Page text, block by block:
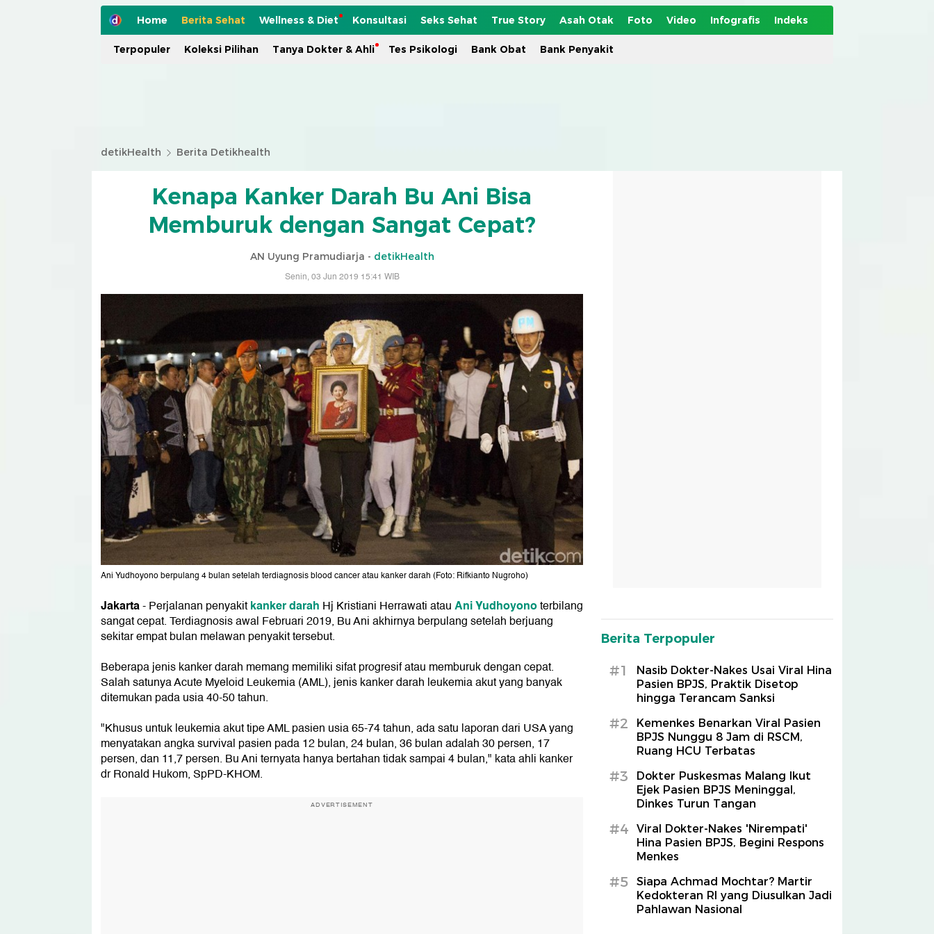
Home Berita Sehat Wellness & Diet Konsultasi Seks Sehat True Story Asah Otak Foto Video Infografis Indeks
Terpopuler Koleksi Pilihan Tanya Dokter & Ahli Tes Psikologi Bank Obat Bank Penyakit
detikHealth Berita Detikhealth
Kenapa Kanker Darah Bu Ani Bisa
Memburuk dengan Sangat Cepat?
AN Uyung Pramudiarja - detikHealth
Senin, 03 Jun 2019 15:41 WIB
Ani Yudhoyono berpulang 4 bulan setelah terdiagnosis blood cancer atau kanker darah (Foto: Rifkianto Nugroho)
Jakarta- Perjalanan penyakitkanker darah Hj Kristiani Herrawati atauAni Yudhoyonoterbilang
sangat cepat. Terdiagnosis awal Februari 2019, Bu Ani akhirnya berpulang setelah berjuang
sekitar empat bulan melawan penyakit tersebut.
Beberapa jenis kanker darah memang memiliki sifat progresif atau memburuk dengan cepat.
Salah satunya Acute Myeloid Leukemia (AML), jenis kanker darah leukemia akut yang banyak
ditemukan pada usia 40-50 tahun.
"Khusus untuk leukemia akut tipe AML pasien usia 65-74 tahun, ada satu laporan dari USA yang
menyatakan angka survival pasien pada 12 bulan, 24 bulan, 36 bulan adalah 30 persen, 17
persen, dan 11,7 persen. Bu Ani ternyata hanya bertahan tidak sampai 4 bulan," kata ahli kanker
dr Ronald Hukom, SpPD-KHOM.
ADVERTISEMENT
Berita Terpopuler
#1
Nasib Dokter-Nakes Usai Viral Hina
Pasien BPJS, Praktik Disetop
hingga Terancam Sanksi
#2
Kemenkes Benarkan Viral Pasien
BPJS Nunggu 8 Jam di RSCM,
Ruang HCU Terbatas
#3
Dokter Puskesmas Malang Ikut
Ejek Pasien BPJS Meninggal,
Dinkes Turun Tangan
#4
Viral Dokter-Nakes 'Nirempati'
Hina Pasien BPJS, Begini Respons
Menkes
#5
Siapa Achmad Mochtar? Martir
Kedokteran RI yang Diusulkan Jadi
Pahlawan Nasional